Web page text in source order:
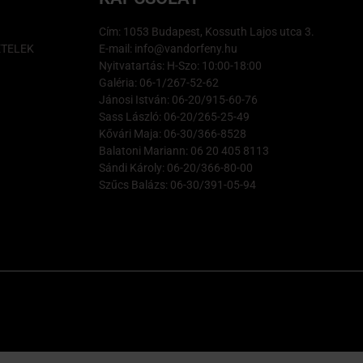
Cím: 1053 Budapest, Kossuth Lajos utca 3.
E-mail: info@vandorfeny.hu
Nyitvatartás: H-Szo: 10:00-18:00
Galéria: 06-1/267-52-62
Jánosi István: 06-20/915-60-76
Sass László: 06-20/265-25-49
Kővári Maja: 06-30/366-8528
Balatoni Mariann: 06 20 405 8113
Sándi Károly: 06-20/366-80-00
Szűcs Balázs: 06-30/391-05-94